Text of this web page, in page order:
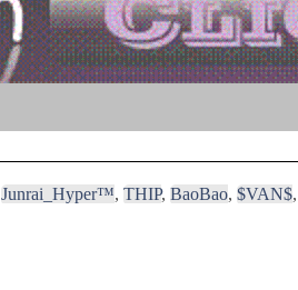
Junrai_Hyper™, THIP, BaoBao, $VAN$,